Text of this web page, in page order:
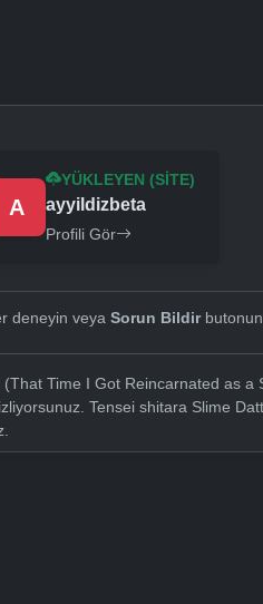
A
YÜKLEYEN (SITE)
ayyildizbeta
Profili Gör
deneyin veya Sorun Bildir
(That Time I Got Reincarnated as a
Tensei shitara Slime